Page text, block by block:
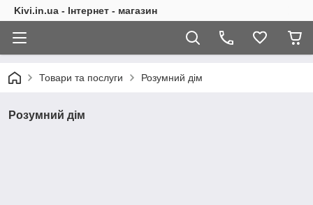
Kivi.in.ua - Інтернет - магазин
Товари та послуги Розумний дім
Розумний дім